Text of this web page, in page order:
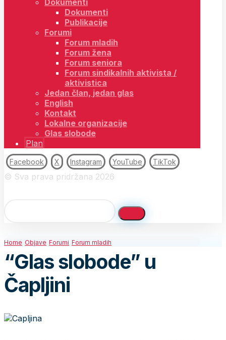
Dokumenti
Dokumenti
Publikacije
Forumi
Forum mladih
Forum žena
Forum seniora
Forum sindikalnih aktivista /
aktivistica
Jedan član, jedan glas
English
Kontakt
Lokalne organizacije
Glas slobode
Plan
Facebook X Instagram YouTube TikTok
© Sva prava pridržana 2026
Home Objave Forumi Forum mladih
“Glas slobode” u
Čapljini